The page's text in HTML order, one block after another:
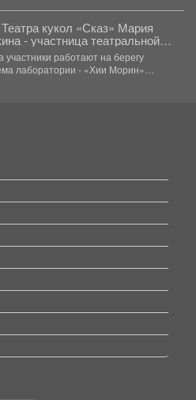
кукол «Сказ» Мария
- участница театральной
«Хии Морин: поэзия
Байкале.
участники работают на берегу
лаборатории - «Хии Морин»